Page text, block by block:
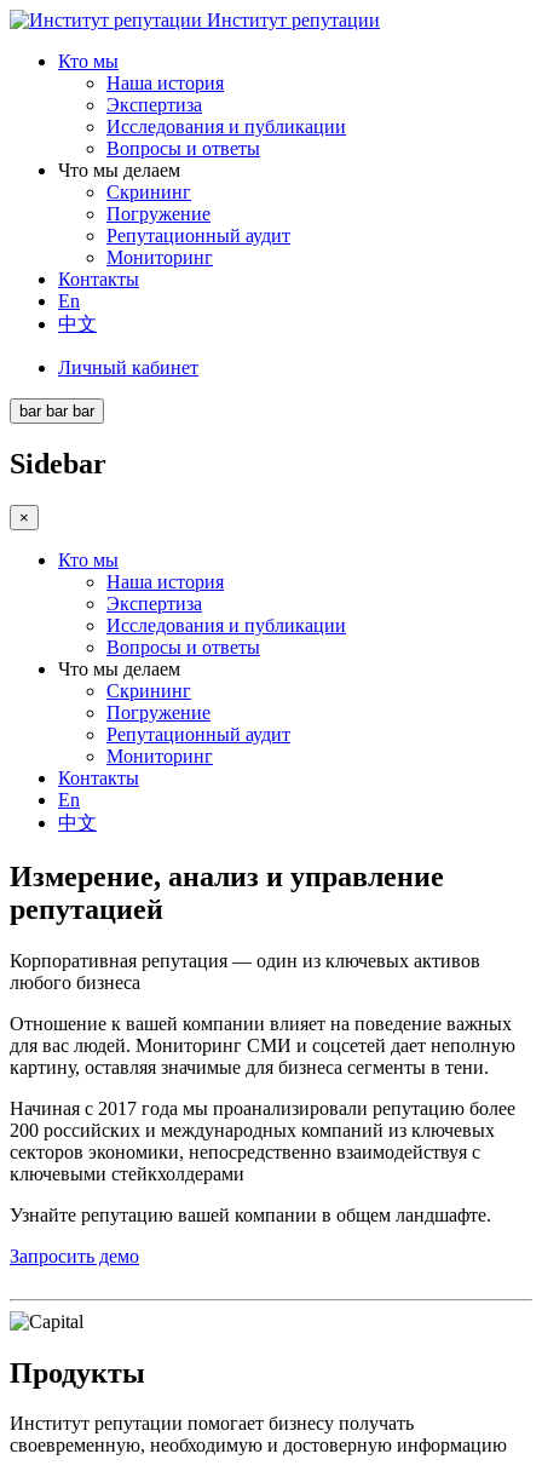
Институт репутации
Кто мы
Наша история
Экспертиза
Исследования и публикации
Вопросы и ответы
Что мы делаем
Скрининг
Погружение
Репутационный аудит
Мониторинг
Контакты
En
中文
Личный кабинет
bar bar bar
Sidebar
×
Кто мы
Наша история
Экспертиза
Исследования и публикации
Вопросы и ответы
Что мы делаем
Скрининг
Погружение
Репутационный аудит
Мониторинг
Контакты
En
中文
Измерение, анализ и управление
репутацией
Корпоративная репутация — один из ключевых активов
любого бизнеса
Отношение к вашей компании влияет на поведение важных
для вас людей. Мониторинг СМИ и соцсетей дает неполную
картину, оставляя значимые для бизнеса сегменты в тени.
Начиная с 2017 года мы проанализировали репутацию более
200 российских и международных компаний из ключевых
секторов экономики, непосредственно взаимодействуя с
ключевыми стейкхолдерами
Узнайте репутацию вашей компании в общем ландшафте.
Запросить демо
Продукты
Институт репутации помогает бизнесу получать
своевременную, необходимую и достоверную информацию